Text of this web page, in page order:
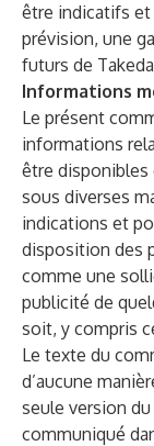
être indicatifs
prévision, une
futurs de
Informations
Le présent
informations
être disponibles
sous diverses
indications et
disposition des
comme une
publicité de
soit, y compris
Le texte du
d’aucune
seule version
communiqué